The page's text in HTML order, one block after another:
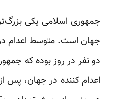
جمهوری اسلامی یکی
دو نفر در روز بوده که
اعدام کننده در جهان، پس